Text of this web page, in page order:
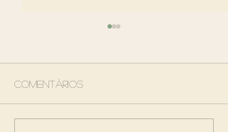
Comentários